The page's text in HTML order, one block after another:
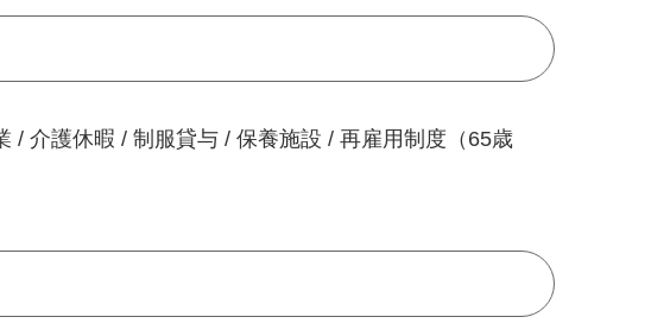
/ 介護休暇 / 制服貸与 / 保養施設 / 再雇用制度（65歳